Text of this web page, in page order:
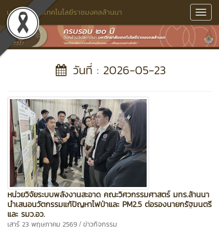
มหาวิทยาลัยเทคโนโลยีราชมงคลล้านนา
วันที่ : 2026-05-23
หน่วยวิจัยระบบพลังงานสะอาด คณะวิศวกรรมศาสตร์ มทร.ล้านนา
นำเสนอนวัตกรรมแก้ปัญหาไฟป่าและ PM2.5 ต่อรองนายกรัฐมนตรี
และ รมว.อว.
เสาร์ 23 พฤษภาคม 2569 / ข่าวกิจกรรม